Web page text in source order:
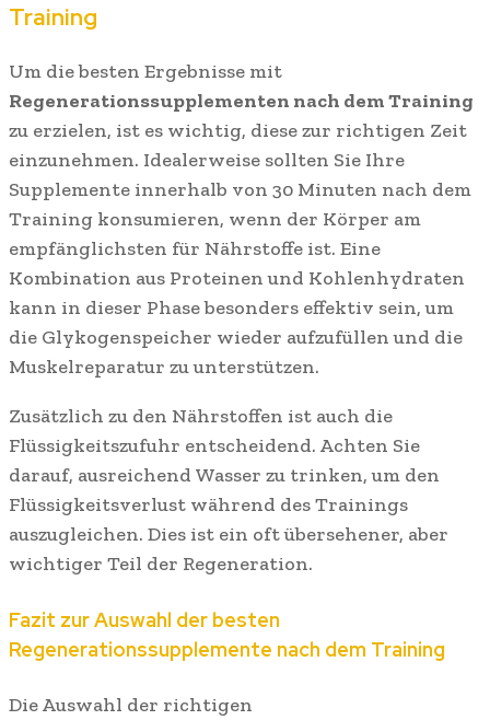
Training
Um die besten Ergebnisse mit
Regenerationssupplementen nach dem Training
zu erzielen, ist es wichtig, diese zur richtigen Zeit
einzunehmen. Idealerweise sollten Sie Ihre
Supplemente innerhalb von 30 Minuten nach dem
Training konsumieren, wenn der Körper am
empfänglichsten für Nährstoffe ist. Eine
Kombination aus Proteinen und Kohlenhydraten
kann in dieser Phase besonders effektiv sein, um
die Glykogenspeicher wieder aufzufüllen und die
Muskelreparatur zu unterstützen.
Zusätzlich zu den Nährstoffen ist auch die
Flüssigkeitszufuhr entscheidend. Achten Sie
darauf, ausreichend Wasser zu trinken, um den
Flüssigkeitsverlust während des Trainings
auszugleichen. Dies ist ein oft übersehener, aber
wichtiger Teil der Regeneration.
Fazit zur Auswahl der besten
Regenerationssupplemente nach dem Training
Die Auswahl der richtigen